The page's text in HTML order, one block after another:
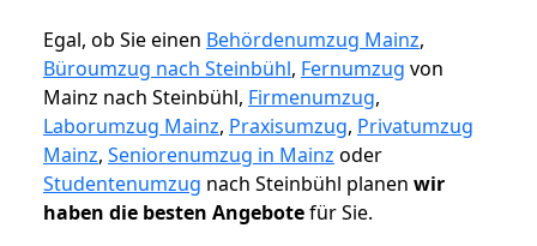
Egal, ob Sie einen Behördenumzug Mainz,
Büroumzug nach Steinbühl, Fernumzug von
Mainz nach Steinbühl, Firmenumzug,
Laborumzug Mainz, Praxisumzug, Privatumzug
Mainz, Seniorenumzug in Mainz oder
Studentenumzug nach Steinbühl planen wir
haben die besten Angebotefür Sie.